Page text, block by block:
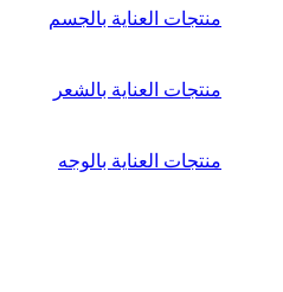
منتجات العناية بالجسم
منتجات العناية بالشعر
منتجات العناية بالوجه